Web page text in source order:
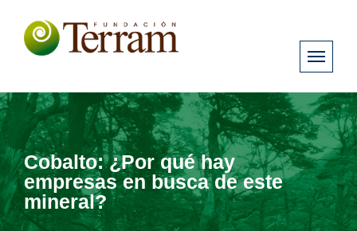
Cobalto: ¿Por qué hay
empresas en busca de este
mineral?